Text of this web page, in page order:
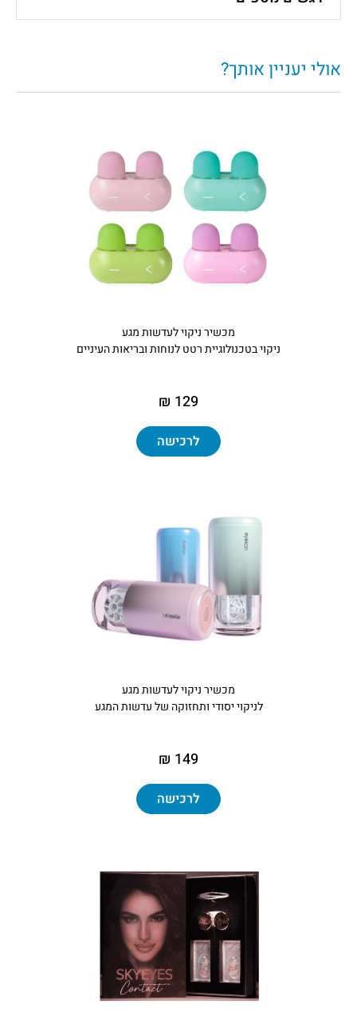
אולי יעניין אותך?
מכשיר ניקוי לעדשות מגע
ניקוי בטכנולוגיית רטט לנוחות ובריאות העיניים
129 ₪
לרכישה
מכשיר ניקוי לעדשות מגע
לניקוי יסודי ותחזוקה של עדשות המגע
149 ₪
לרכישה